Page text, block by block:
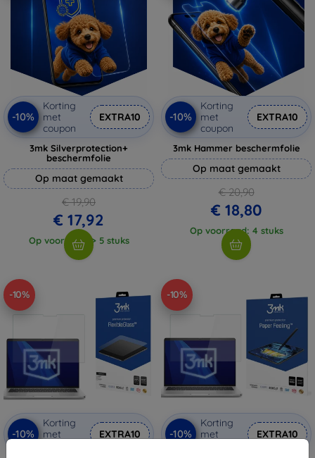
-10%
Korting
met
coupon
EXTRA10
3mk Silverprotection+
beschermfolie
Op maat gemaakt
€ 19,90
€ 17,92
Op voorraad: > 5 stuks
-10%
Korting
met
coupon
EXTRA10
3mk Hammer beschermfolie
Op maat gemaakt
€ 20,90
€ 18,80
Op voorraad: 4 stuks
-10%
-10%
Korting
met
EXTRA10
-10%
-10%
Korting
met
EXTRA10